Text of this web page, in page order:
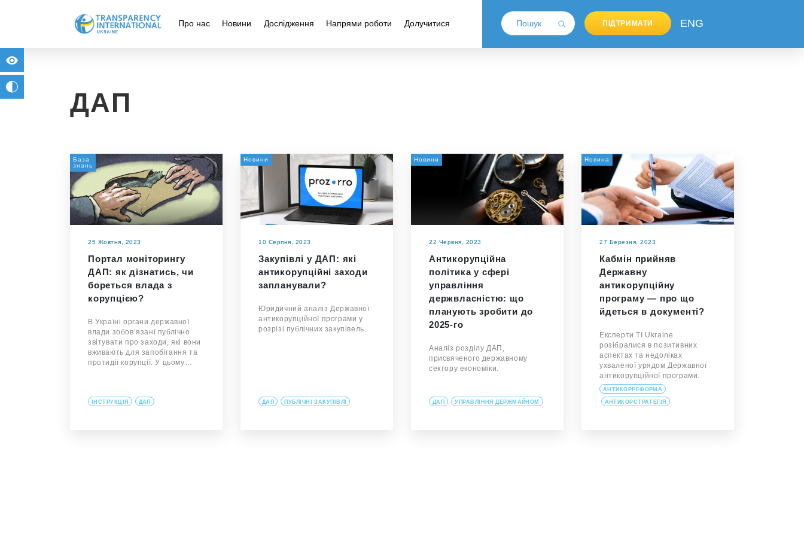
Про нас Новини Дослідження Напрями роботи Долучитися ПІДТРИМАТИ ENG
ДАП
База
знань
25 Жовтня, 2023
Портал моніторингу
ДАП: як дізнатись, чи
бореться влада з
корупцією?
В Україні органи державної
влади зобов’язані публічно
звітувати про заходи, які вони
вживають для запобігання та
протидії корупції. У цьому…
ІНСТРУКЦІЯ ДАП
Новини
10 Серпня, 2023
Закупівлі у ДАП: які
антикорупційні заходи
запланували?
Юридичний аналіз Державної
антикорупційної програми у
розрізі публічних закупівель.
ДАП ПУБЛІЧНІ ЗАКУПІВЛІ
Новини
22 Червня, 2023
Антикорупційна
політика у сфері
управління
держвласністю: що
планують зробити до
2025-го
Аналіз розділу ДАП,
присвяченого державному
сектору економіки.
ДАП УПРАВЛІННЯ ДЕРЖМАЙНОМ
Новина
27 Березня, 2023
Кабмін прийняв
Державну
антикорупційну
програму — про що
йдеться в документі?
Експерти TI Ukraine
розібралися в позитивних
аспектах та недоліках
ухваленої урядом Державної
антикорупційної програми.
АНТИКОРРЕФОРМА
АНТИКОРСТРАТЕГІЯ